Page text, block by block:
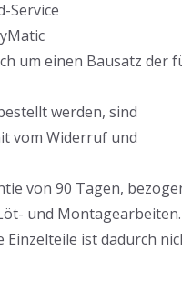
Service
um einen Bausatz der
werden, sind
vom Widerruf und
von 90 Tagen,
und Montagearbeiten.
Einzelteile ist dadurch